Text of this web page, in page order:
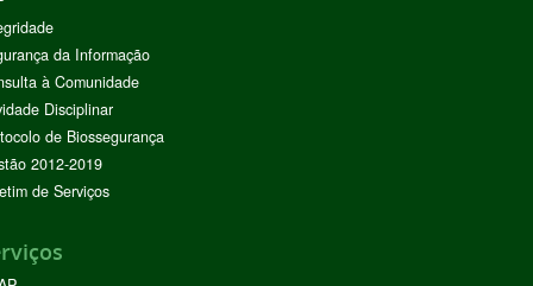
da Informação
à Comunidade
Disciplinar
de Biossegurança
2012-2019
de Serviços